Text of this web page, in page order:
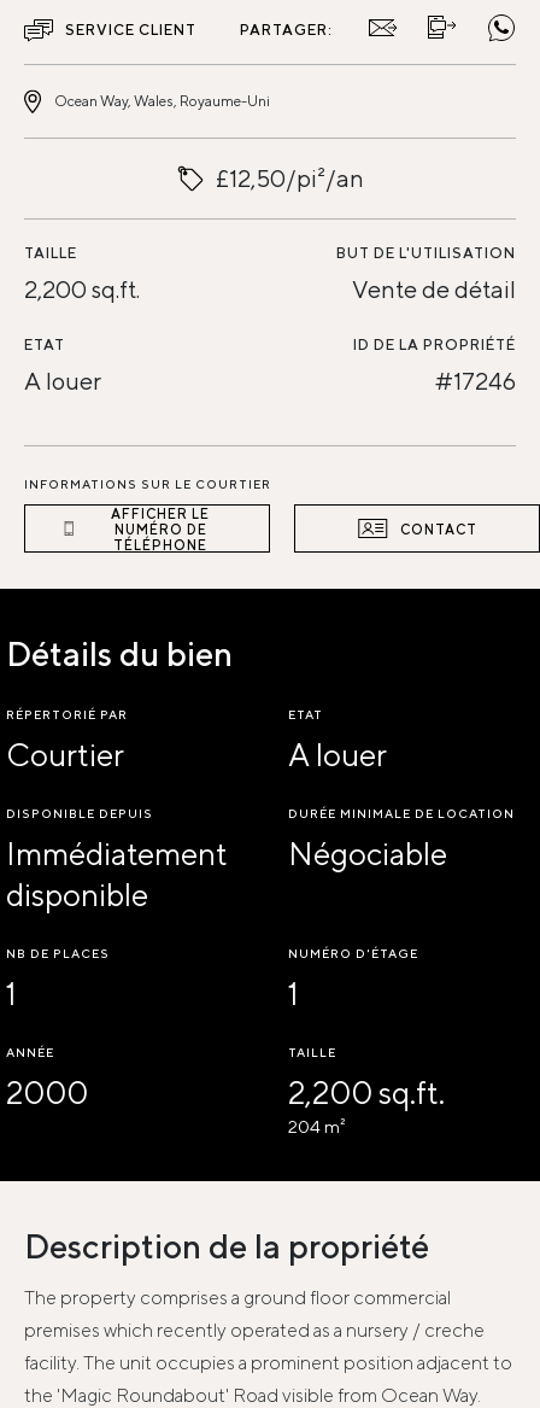
SERVICE CLIENT PARTAGER:
Ocean Way, Wales, Royaume-Uni
£12,50/pi²/an
TAILLE
2,200 sq.ft.
BUT DE L'UTILISATION
Vente de détail
ETAT
A louer
ID DE LA PROPRIÉTÉ
#17246
INFORMATIONS SUR LE COURTIER
AFFICHER LE
NUMÉRO DE
TÉLÉPHONE
CONTACT
Détails du bien
RÉPERTORIÉ PAR
Courtier
ETAT
A louer
DISPONIBLE DEPUIS
Immédiatement
disponible
DURÉE MINIMALE DE LOCATION
Négociable
NB DE PLACES
1
NUMÉRO D'ÉTAGE
1
ANNÉE
2000
TAILLE
2,200 sq.ft.
204 m²
Description de la propriété
The property comprises a ground floor commercial
premises which recently operated as a nursery / creche
facility. The unit occupies a prominent position adjacent to
the 'Magic Roundabout' Road visible from Ocean Way.